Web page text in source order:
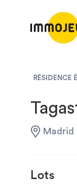
RÉSIDENCE
Madrid
Lots